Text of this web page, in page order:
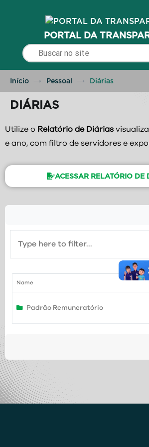
PORTAL DA
Início Pessoal Diárias
DIÁRIAS
Utilize o Relatório de Diárias
e ano, com filtro de servidores e
ACESSAR RELATÓRIO DE
Name